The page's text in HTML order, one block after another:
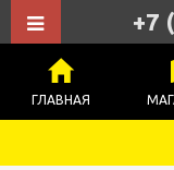
ГЛАВНАЯ
+7